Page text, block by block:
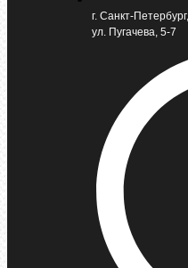
г. Санкт-Петербург,
ул. Пугачева, 5-7